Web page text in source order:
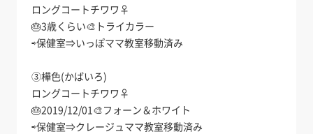
ロングコートチワワ♀
🎂3歳くらい🎨トライカラー
⇨保健室⇒いっぽママ教室移動済み
③樺色(かばいろ)
ロングコートチワワ♀
🎂2019/12/01🎨フォーン＆ホワイト
⇨保健室⇒クレージュママ教室移動済み